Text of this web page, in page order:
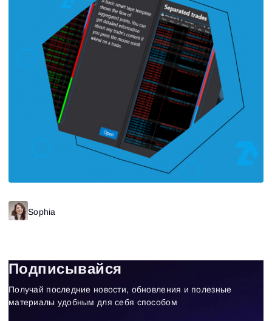
Sophia
Подписывайся
Получай последние новости, обновления и полезные
материалы удобным для себя способом